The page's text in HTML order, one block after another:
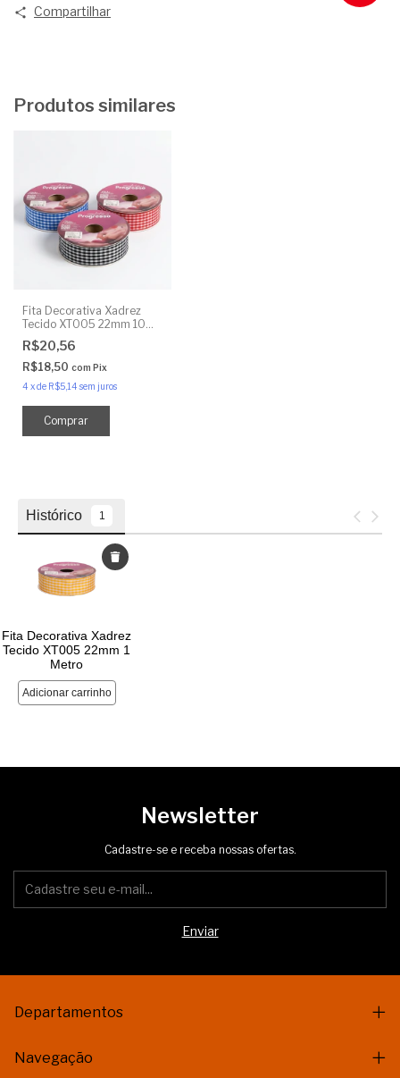
Compartilhar
Produtos similares
Fita Decorativa Xadrez
Tecido XT005 22mm 10
Metros
R$20,56
R$18,50 com Pix
4 xde R$5,14 sem juros
Comprar
Newsletter
Cadastre-se e receba nossas ofertas.
Departamentos
Navegação